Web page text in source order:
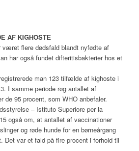
AF KIGHOSTE
været flere dødsfald blandt nyfødte af
har også fundet difteritisbakterier hos et
man 123 tilfælde af kighoste i
I samme periode røg antallet af
de 95 procent, som WHO anbefaler.
– Istituto Superiore per la
også om, at antallet af vaccinationer
og røde hunde for en børneårgang
Det var et fald på fire procent i forhold til